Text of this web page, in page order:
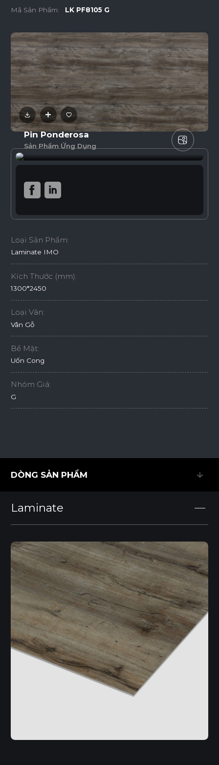
Mã Sản Phẩm: LK PF8105 G
Pin Ponderosa
Sản Phẩm Ứng Dụng
Loại Sản Phẩm:
Laminate IMO
Kích Thước (mm):
1300*2450
Loại Vân:
Vân Gỗ
Bề Mặt:
Uốn Cong
Nhóm Giá:
G
DÒNG SẢN PHẨM
Laminate